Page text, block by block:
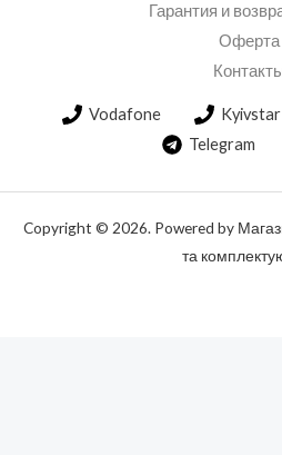
Гарантия и
Оферта
Vodafone Kyivstar
Telegram
Copyright © 2026. Powered by
та